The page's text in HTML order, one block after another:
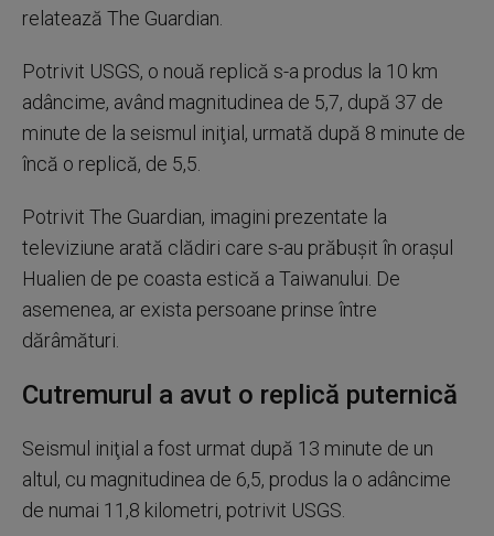
relatează The Guardian.
Potrivit USGS, o nouă replică s-a produs la 10 km
adâncime, având magnitudinea de 5,7, după 37 de
minute de la seismul iniţial, urmată după 8 minute de
încă o replică, de 5,5.
Potrivit The Guardian, imagini prezentate la
televiziune arată clădiri care s-au prăbuşit în oraşul
Hualien de pe coasta estică a Taiwanului. De
asemenea, ar exista persoane prinse între
dărâmături.
Cutremurul a avut o replică puternică
Seismul iniţial a fost urmat după 13 minute de un
altul, cu magnitudinea de 6,5, produs la o adâncime
de numai 11,8 kilometri, potrivit USGS.